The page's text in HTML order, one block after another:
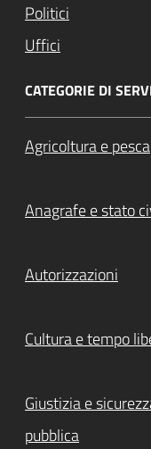
Politici
Uffici
CATEGORIE DI
Agricoltura e pesca
Anagrafe e stato
Autorizzazioni
Cultura e tempo
Giustizia e
pubblica